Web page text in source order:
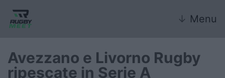
↓ Menu
Avezzano e Livorno Rugby
ripescate in Serie A